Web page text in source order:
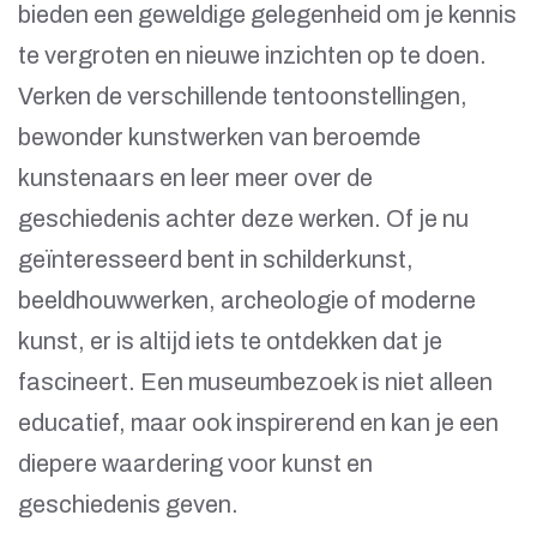
bieden een geweldige gelegenheid om je kennis
te vergroten en nieuwe inzichten op te doen.
Verken de verschillende tentoonstellingen,
bewonder kunstwerken van beroemde
kunstenaars en leer meer over de
geschiedenis achter deze werken. Of je nu
geïnteresseerd bent in schilderkunst,
beeldhouwwerken, archeologie of moderne
kunst, er is altijd iets te ontdekken dat je
fascineert. Een museumbezoek is niet alleen
educatief, maar ook inspirerend en kan je een
diepere waardering voor kunst en
geschiedenis geven.